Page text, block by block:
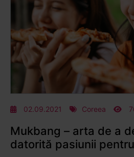
02.09.2021 Coreea
Mukbang – arta de a
datorită pasiunii